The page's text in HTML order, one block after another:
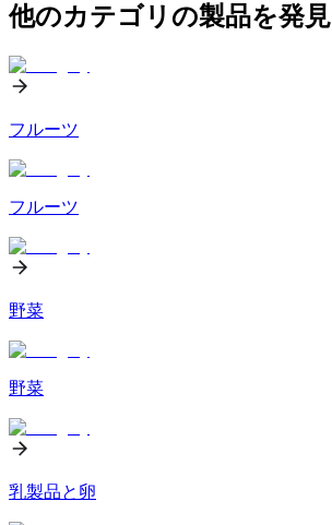
他のカテゴリの製品を発見
フルーツ
フルーツ
野菜
野菜
乳製品と卵